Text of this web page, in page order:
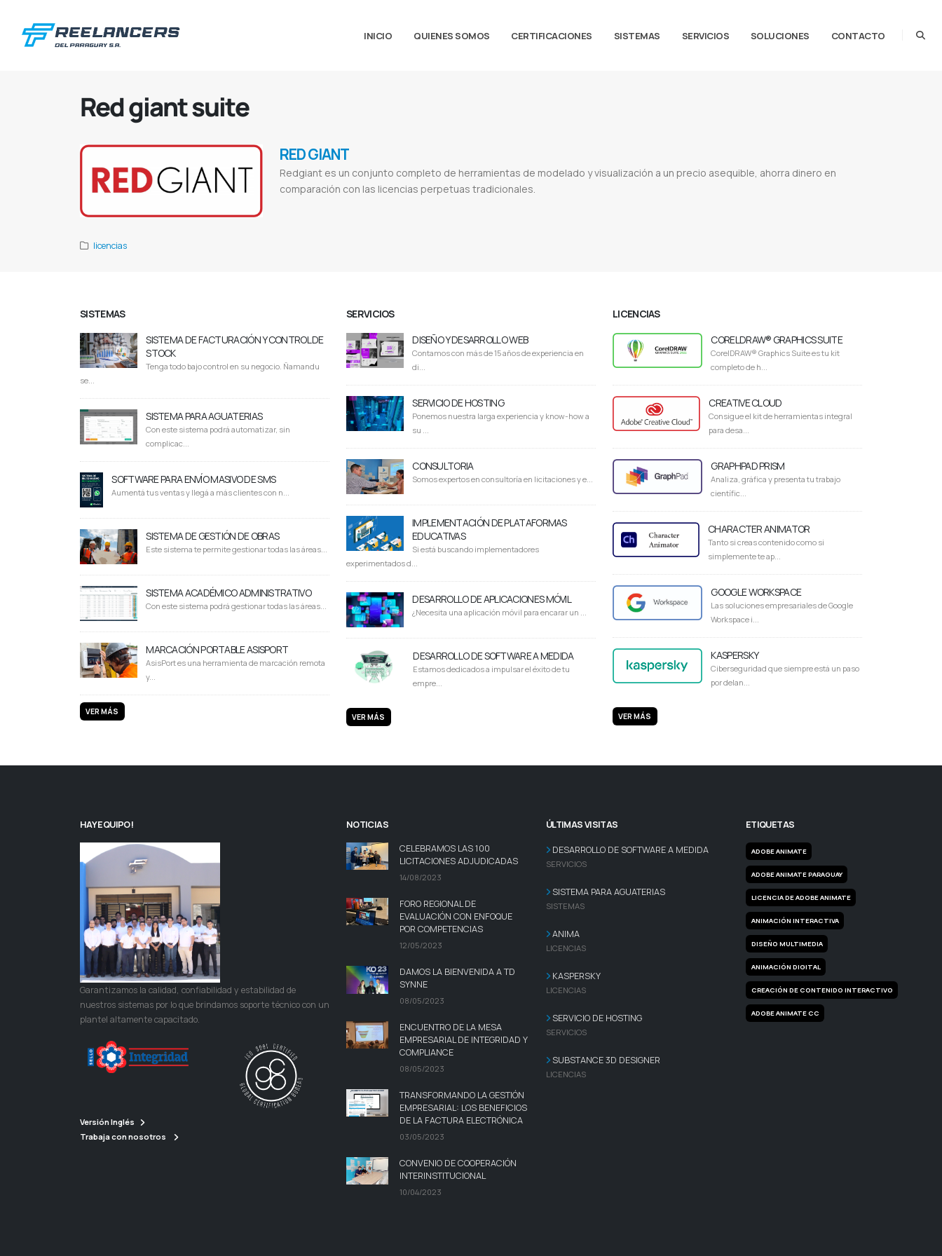
INICIO QUIENES SOMOS CERTIFICACIONES SISTEMAS SERVICIOS SOLUCIONES CONTACTO
Red giant suite
RED GIANT
Redgiant es un conjunto completo de herramientas de modelado y visualización a un precio asequible, ahorra dinero en
comparación con las licencias perpetuas tradicionales.
licencias
SISTEMAS
SISTEMA DE FACTURACIÓN Y CONTROL DE
STOCK
Tenga todo bajo control en su negocio. Ñamandu
se...
SISTEMA PARA AGUATERIAS
Con este sistema podrá automatizar, sin
complicac...
SOFTWARE PARA ENVÍO MASIVO DE SMS
Aumentá tus ventas y llegá a más clientes con n...
SISTEMA DE GESTIÓN DE OBRAS
Este sistema te permite gestionar todas las áreas...
SISTEMA ACADÉMICO ADMINISTRATIVO
Con este sistema podrá gestionar todas las áreas...
MARCACIÓN PORTABLE ASISPORT
AsisPort es una herramienta de marcación remota
y...
VER MÁS
SERVICIOS
DISEÑO Y DESARROLLO WEB
Contamos con más de 15 años de experiencia en
di...
SERVICIO DE HOSTING
Ponemos nuestra larga experiencia y know-how a
su ...
CONSULTORIA
Somos expertos en consultoría en licitaciones y e...
IMPLEMENTACIÓN DE PLATAFORMAS
EDUCATIVAS
Si está buscando implementadores
experimentados d...
DESARROLLO DE APLICACIONES MÓVIL
¿Necesita una aplicación móvil para encarar un ...
DESARROLLO DE SOFTWARE A MEDIDA
Estamos dedicados a impulsar el éxito de tu
empre...
VER MÁS
LICENCIAS
CORELDRAW® GRAPHICS SUITE
CorelDRAW® Graphics Suite es tu kit
completo de h...
CREATIVE CLOUD
Consigue el kit de herramientas integral
para desa...
GRAPHPAD PRISM
Analiza, gráfica y presenta tu trabajo
científic...
CHARACTER ANIMATOR
Tanto si creas contenido como si
simplemente te ap...
GOOGLE WORKSPACE
Las soluciones empresariales de Google
Workspace i...
KASPERSKY
Ciberseguridad que siempre está un paso
por delan...
VER MÁS
HAY EQUIPO!
Garantizamos la calidad, confiabilidad y estabilidad de
nuestros sistemas por lo que brindamos soporte técnico con un
plantel altamente capacitado.
Versión Inglés
Trabaja con nosotros
NOTICIAS
CELEBRAMOS LAS 100
LICITACIONES ADJUDICADAS
14/08/2023
FORO REGIONAL DE
EVALUACIÓN CON ENFOQUE
POR COMPETENCIAS
12/05/2023
DAMOS LA BIENVENIDA A TD
SYNNE
08/05/2023
ENCUENTRO DE LA MESA
EMPRESARIAL DE INTEGRIDAD Y
COMPLIANCE
08/05/2023
TRANSFORMANDO LA GESTIÓN
EMPRESARIAL: LOS BENEFICIOS
DE LA FACTURA ELECTRÓNICA
03/05/2023
CONVENIO DE COOPERACIÓN
INTERINSTITUCIONAL
10/04/2023
ÚLTIMAS VISITAS
DESARROLLO DE SOFTWARE A MEDIDA
SERVICIOS
SISTEMA PARA AGUATERIAS
SISTEMAS
ANIMA
LICENCIAS
KASPERSKY
LICENCIAS
SERVICIO DE HOSTING
SERVICIOS
SUBSTANCE 3D DESIGNER
LICENCIAS
ETIQUETAS
ADOBE ANIMATE
ADOBE ANIMATE PARAGUAY
LICENCIA DE ADOBE ANIMATE
ANIMACIÓN INTERACTIVA
DISEÑO MULTIMEDIA
ANIMACIÓN DIGITAL
CREACIÓN DE CONTENIDO INTERACTIVO
ADOBE ANIMATE CC